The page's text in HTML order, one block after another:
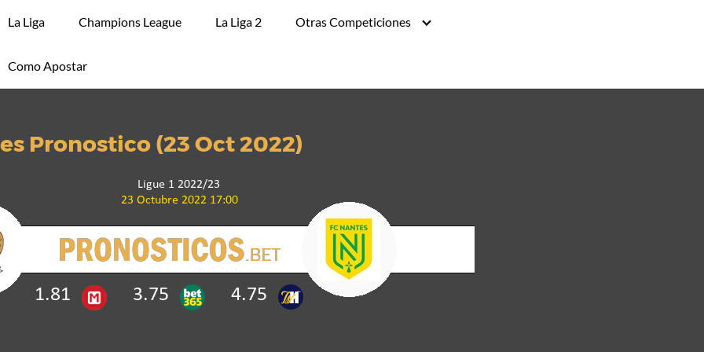
La Liga Champions League La Liga 2 Otras Competiciones
Como Apostar
Pronostico (23 Oct 2022)